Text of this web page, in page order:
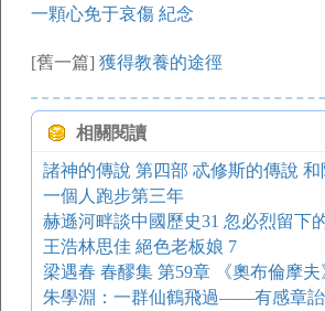
一顆心免于哀傷 紀念
[舊一篇] 獲得教養的途徑
相關閱讀
一個人跑步第三年
赫遜河畔談中國歷史31 忽必烈留下
王浩林思佳 絕色老板娘 7
梁遇春 春醪集 第59章 《奧布倫摩夫
朱學淵：一群仙鶴飛過——有感章